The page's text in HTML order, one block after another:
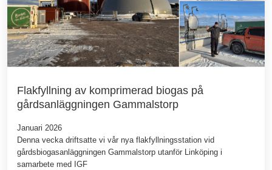
Flakfyllning av komprimerad biogas på
gårdsanläggningen Gammalstorp
Januari 2026
Denna vecka driftsatte vi vår nya flakfyllningsstation vid
gårdsbiogasanläggningen Gammalstorp utanför Linköping i
samarbete med IGF